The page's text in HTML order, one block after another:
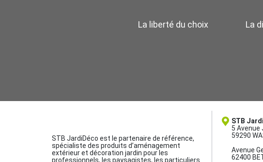
La liberté du choix La
STB JardiDéco est le partenaire de référence,
spécialiste des produits d’aménagement
extérieur et décoration jardin pour les
professionnels, les paysagistes, les particuliers
STB
5 Avenue
59290
Avenue
62400